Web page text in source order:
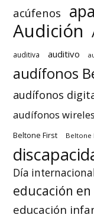
acúfenos
Audición
auditiva auditivo
audífonos
audífonos
audífonos
Beltone First Beltone
Día
educación
educación